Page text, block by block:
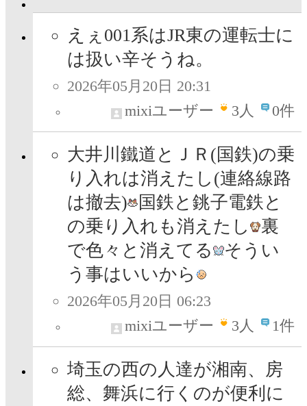
えぇ001系はJR東の運転士に
は扱い辛そうね。
2026年05月20日 20:31
mixiユーザー
3人 0件
大井川鐵道とＪＲ(国鉄)の乗
り入れは消えたし(連絡線路
は撤去)
国鉄と銚子電鉄と
の乗り入れも消えたし
裏
で色々と消えてる
そうい
う事はいいから
2026年05月20日 06:23
mixiユーザー
3人 1件
埼玉の西の人達が湘南、房
総、舞浜に行くのが便利に